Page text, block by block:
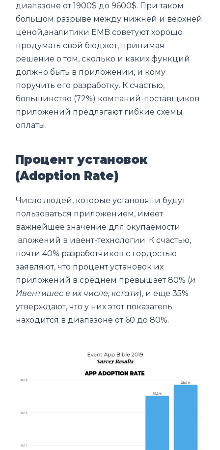
диапазоне от 1900$ до 9600$. При таком
большом разрыве между нижней и верхней
ценой,аналитики EMB советуют хорошо
продумать свой бюджет, принимая
решение о том, сколько и каких функций
должно быть в приложении, и кому
поручить его разработку. К счастью,
большинство (72%) компаний-поставщиков
приложений предлагают гибкие схемы
оплаты.
Процент установок
(Adoption Rate)
Число людей, которые установят и будут
пользоваться приложением, имеет
важнейшее значение для окупаемости
вложений в ивент-технологии. К счастью,
почти 40% разработчиков с гордостью
заявляют, что процент установок их
приложений в среднем превышает 80% (и
Ивентишес в их числе, кстати), и еще 35%
утверждают, что у них этот показатель
находится в диапазоне от 60 до 80%.